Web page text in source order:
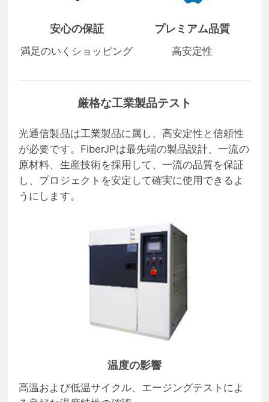
安心の保証
満足のいくショッピング
プレミアム品質
高安定性
厳格な工業製品テスト
光通信製品は工業製品に属し、高安定性と信頼性
が必要です。FiberJPは最先端の製品設計、一流の
原材料、生産技術を採用して、一流の品質を保証
し、プロジェクトを安定して確実に使用できるよ
うにします。
温度の影響
高温および低温サイクル、エージングテストによ